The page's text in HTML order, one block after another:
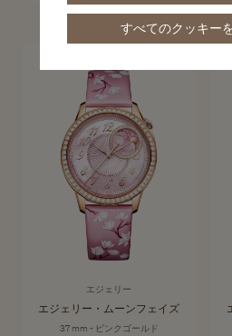
エジェリー
女性からインスピレーションを得た、女
ェリー」。オートクチュールと高級時計
コレクションは、現代的な感性と歴史あ
素材への讃歌です。「エジェリー」のタ
も、いかなる基準から見ても美しさを湛
コレクションを見る
エジェリー
エジェリー・ムーンフェイズ
37 mm - ピンクゴールド
すべてのクッキー